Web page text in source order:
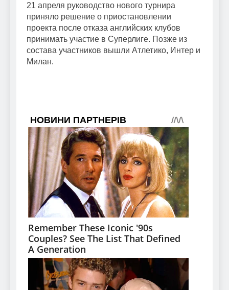
21 апреля руководство нового турнира
приняло решение о приостановлении
проекта после отказа английских клубов
принимать участие в Суперлиге. Позже из
состава участников вышли Атлетико, Интер и
Милан.